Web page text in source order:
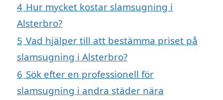
4 Hur mycket kostar slamsugning i
Alsterbro?
5 Vad hjälper till att bestämma priset på
slamsugning i Alsterbro?
6 Sök efter en professionell för
slamsugning i andra städer nära